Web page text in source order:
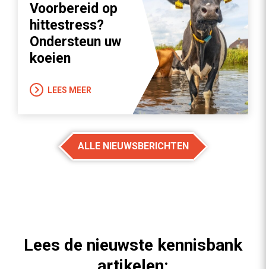
Voorbereid op
hittestress?
Ondersteun uw
koeien
LEES MEER
ALLE NIEUWSBERICHTEN
Lees de nieuwste kennisbank